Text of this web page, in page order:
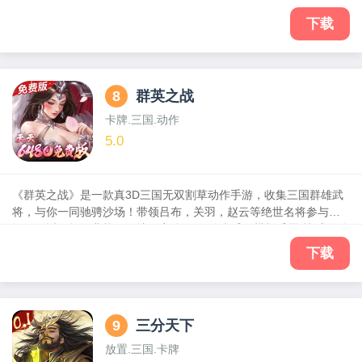
过往。在《秦时明月：沧海》手游中，现在能享受到0.1折版本的极
致体验内容，还有每天赠送的648代金券，常规数值不膨胀！
下载
8 群英之战
卡牌.三国.动作
5.0
《群英之战》是一款真3D三国无双割草动作手游，收集三国群雄武
将，与你一同驰骋沙场！带领吕布，关羽，赵云等绝世名将参与两
作游戏。还加入了伏羲、女娲、妲己、炎帝这四位神话角色与玩家
一同征战，无上限自由成长空间，革命性全屏互动操作，主机级操
控打击感，点划横扫，爽快连击，配合华丽武将技能特效，享受万
PVP模式燃战天下英豪，与卧龙凤雏一同谋略天下！武将割草，自
由强化，指破千军，唯我无双！
下载
9 三分天下
放置.三国.卡牌